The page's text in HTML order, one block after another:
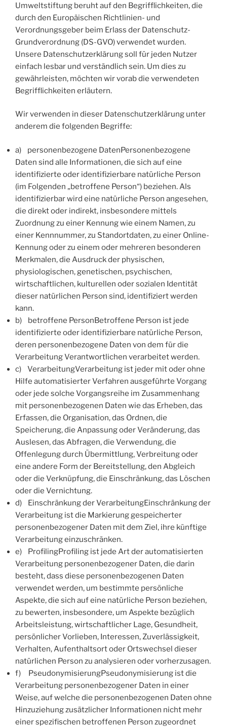
Umweltstiftung beruht auf den Begrifflichkeiten, die
durch den Europäischen Richtlinien- und
Verordnungsgeber beim Erlass der Datenschutz-
Grundverordnung (DS-GVO) verwendet wurden.
Unsere Datenschutzerklärung soll für jeden Nutzer
einfach lesbar und verständlich sein. Um dies zu
gewährleisten, möchten wir vorab die verwendeten
Begrifflichkeiten erläutern.
Wir verwenden in dieser Datenschutzerklärung unter
anderem die folgenden Begriffe:
a) personenbezogene DatenPersonenbezogene
Daten sind alle Informationen, die sich auf eine
identifizierte oder identifizierbare natürliche Person
(im Folgenden „betroffene Person“) beziehen. Als
identifizierbar wird eine natürliche Person angesehen,
die direkt oder indirekt, insbesondere mittels
Zuordnung zu einer Kennung wie einem Namen, zu
einer Kennnummer, zu Standortdaten, zu einer Online-
Kennung oder zu einem oder mehreren besonderen
Merkmalen, die Ausdruck der physischen,
physiologischen, genetischen, psychischen,
wirtschaftlichen, kulturellen oder sozialen Identität
dieser natürlichen Person sind, identifiziert werden
kann.
b) betroffene PersonBetroffene Person ist jede
identifizierte oder identifizierbare natürliche Person,
deren personenbezogene Daten von dem für die
Verarbeitung Verantwortlichen verarbeitet werden.
c) VerarbeitungVerarbeitung ist jeder mit oder ohne
Hilfe automatisierter Verfahren ausgeführte Vorgang
oder jede solche Vorgangsreihe im Zusammenhang
mit personenbezogenen Daten wie das Erheben, das
Erfassen, die Organisation, das Ordnen, die
Speicherung, die Anpassung oder Veränderung, das
Auslesen, das Abfragen, die Verwendung, die
Offenlegung durch Übermittlung, Verbreitung oder
eine andere Form der Bereitstellung, den Abgleich
oder die Verknüpfung, die Einschränkung, das Löschen
oder die Vernichtung.
d) Einschränkung der VerarbeitungEinschränkung der
Verarbeitung ist die Markierung gespeicherter
personenbezogener Daten mit dem Ziel, ihre künftige
Verarbeitung einzuschränken.
e) ProfilingProfiling ist jede Art der automatisierten
Verarbeitung personenbezogener Daten, die darin
besteht, dass diese personenbezogenen Daten
verwendet werden, um bestimmte persönliche
Aspekte, die sich auf eine natürliche Person beziehen,
zu bewerten, insbesondere, um Aspekte bezüglich
Arbeitsleistung, wirtschaftlicher Lage, Gesundheit,
persönlicher Vorlieben, Interessen, Zuverlässigkeit,
Verhalten, Aufenthaltsort oder Ortswechsel dieser
natürlichen Person zu analysieren oder vorherzusagen.
f) PseudonymisierungPseudonymisierung ist die
Verarbeitung personenbezogener Daten in einer
Weise, auf welche die personenbezogenen Daten ohne
Hinzuziehung zusätzlicher Informationen nicht mehr
einer spezifischen betroffenen Person zugeordnet